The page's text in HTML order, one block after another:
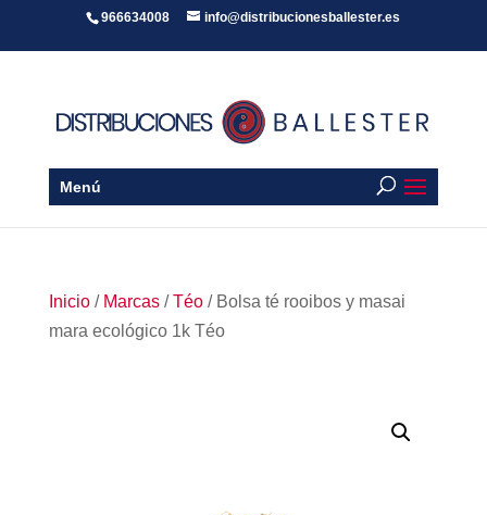
966634008 info@distribucionesballester.es
Menú
Inicio/ Marcas/Téo/ Bolsa té rooibos y masai
mara ecológico 1k Téo